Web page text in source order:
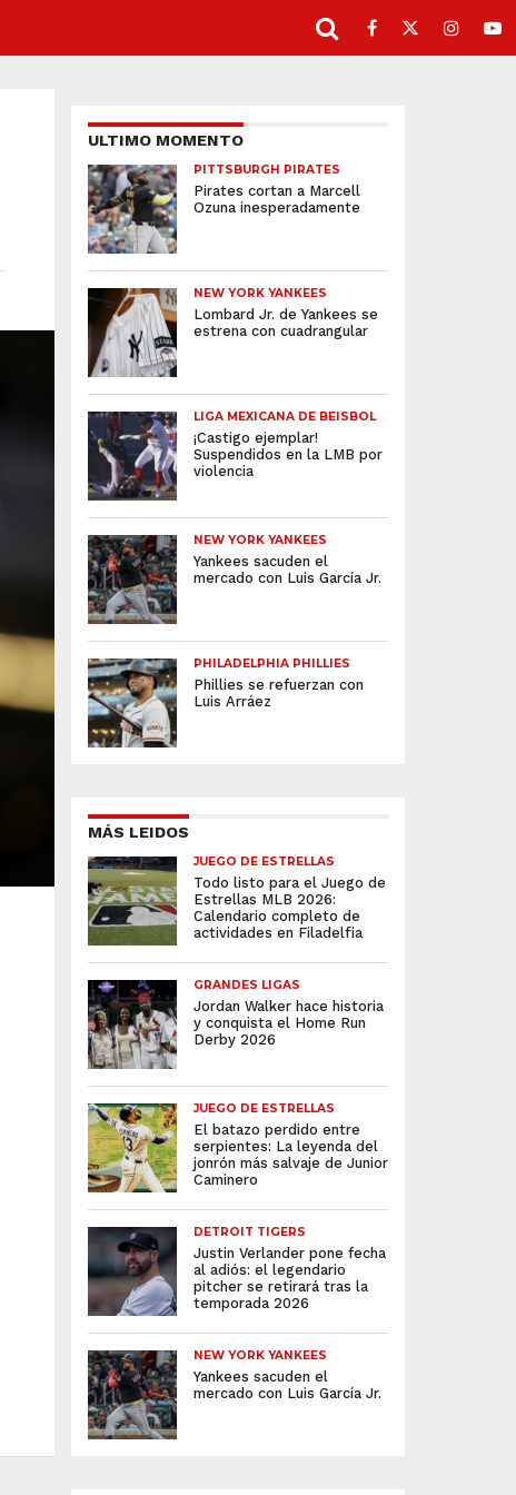
ULTIMO MOMENTO
PITTSBURGH PIRATES
Pirates cortan a Marcell
Ozuna inesperadamente
NEW YORK YANKEES
Lombard Jr. de Yankees se
estrena con cuadrangular
LIGA MEXICANA DE BEISBOL
¡Castigo ejemplar!
Suspendidos en la LMB por
violencia
NEW YORK YANKEES
Yankees sacuden el
mercado con Luis García Jr.
PHILADELPHIA PHILLIES
Phillies se refuerzan con
Luis Arráez
MÁS LEIDOS
JUEGO DE ESTRELLAS
Todo listo para el Juego de
Estrellas MLB 2026:
Calendario completo de
actividades en Filadelfia
GRANDES LIGAS
Jordan Walker hace historia
y conquista el Home Run
Derby 2026
JUEGO DE ESTRELLAS
El batazo perdido entre
serpientes: La leyenda del
jonrón más salvaje de Junior
Caminero
DETROIT TIGERS
Justin Verlander pone fecha
al adiós: el legendario
pitcher se retirará tras la
temporada 2026
NEW YORK YANKEES
Yankees sacuden el
mercado con Luis García Jr.